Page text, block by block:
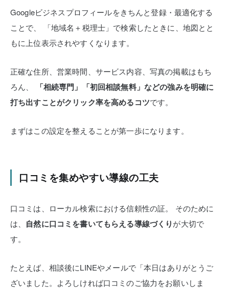
Googleビジネスプロフィールをきちんと登録・最適化する
ことで、
「地域名＋税理士」で検索したときに、地図とと
もに上位表示されやすくなります。
正確な住所、営業時間、サービス内容、写真の掲載はもち
ろん、
「相続専門」「初回相談無料」などの強みを明確に
打ち出すことがクリック率を高めるコツです。
まずはこの設定を整えることが第一歩になります。
口コミを集めやすい導線の工夫
口コミは、ローカル検索における信頼性の証。
そのために
は、 自然に口コミを書いてもらえる導線づくりが大切で
す。
たとえば、相談後にLINEやメールで「本日はありがとうご
ざいました。よろしければ口コミのご協力をお願いしま